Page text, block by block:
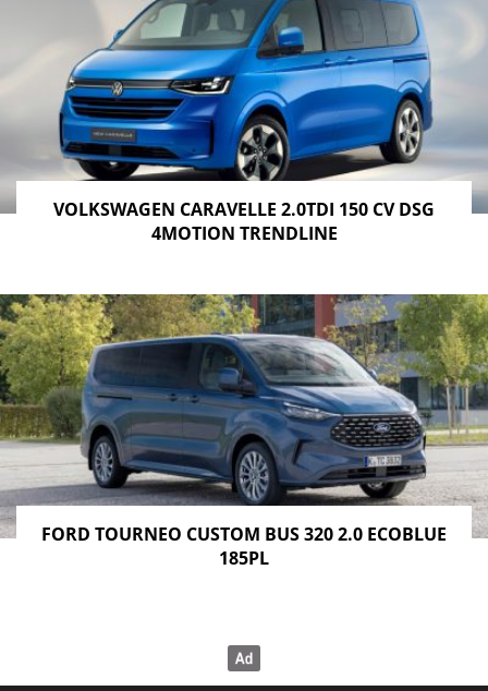
VOLKSWAGEN CARAVELLE 2.0TDI 150 CV DSG
4MOTION TRENDLINE
FORD TOURNEO CUSTOM BUS 320 2.0 ECOBLUE
185PL